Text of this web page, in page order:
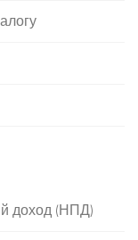
доход (НПД)